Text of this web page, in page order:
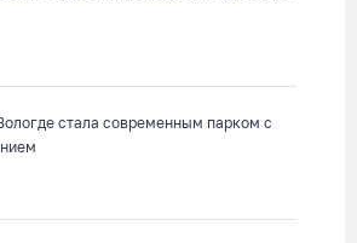
стала современным парком с